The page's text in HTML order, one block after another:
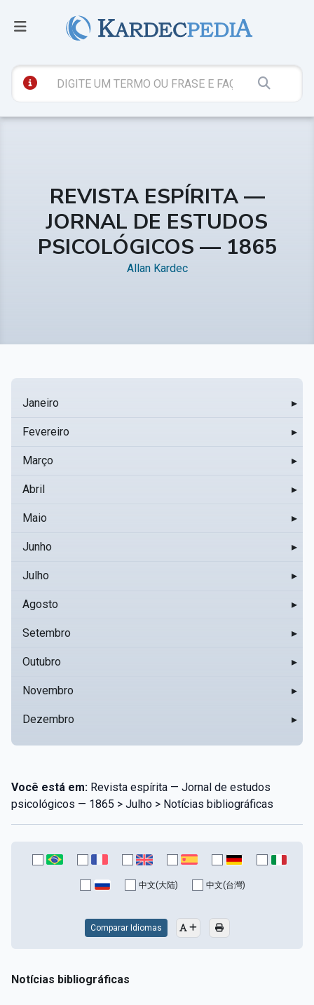
REVISTA ESPÍRITA —
JORNAL DE ESTUDOS
PSICOLÓGICOS — 1865
Allan Kardec
Janeiro ▸
Fevereiro ▸
Março ▸
Abril ▸
Maio ▸
Junho ▸
Julho ▸
Agosto ▸
Setembro ▸
Outubro ▸
Novembro ▸
Dezembro ▸
Você está em: Revista espírita — Jornal de estudos
psicológicos — 1865 > Julho > Notícias bibliográficas
中文(大陆) 中文(台灣)
Comparar Idiomas
Notícias bibliográficas